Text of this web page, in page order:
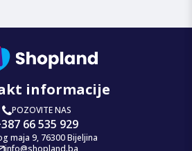
informacije
POZOVITE NAS
66 535 929
maja 9, 76300 Bijeljina
info@shopland.ba